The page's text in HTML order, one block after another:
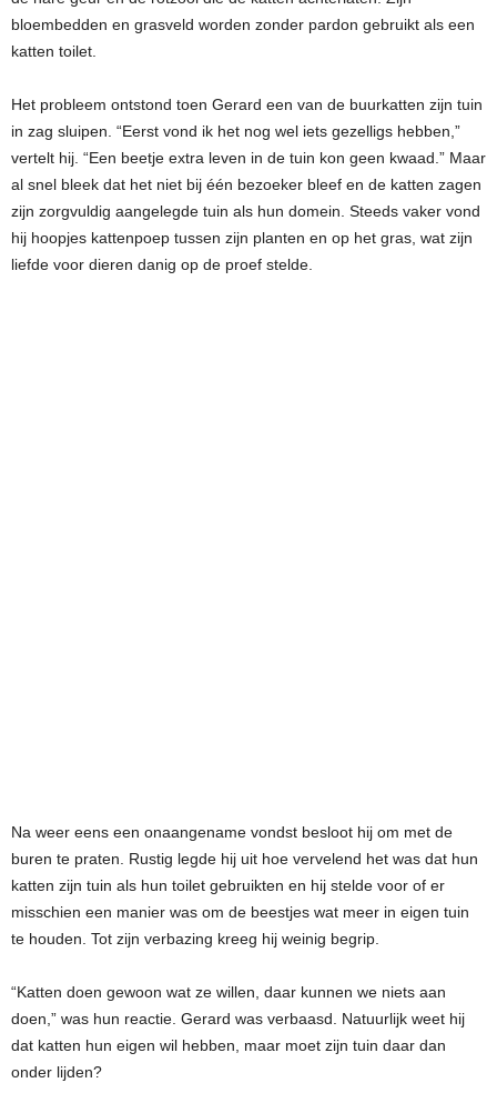
bloembedden en grasveld worden zonder pardon gebruikt als een
katten toilet.
Het probleem ontstond toen Gerard een van de buurkatten zijn tuin
in zag sluipen. “Eerst vond ik het nog wel iets gezelligs hebben,”
vertelt hij. “Een beetje extra leven in de tuin kon geen kwaad.” Maar
al snel bleek dat het niet bij één bezoeker bleef en de katten zagen
zijn zorgvuldig aangelegde tuin als hun domein. Steeds vaker vond
hij hoopjes kattenpoep tussen zijn planten en op het gras, wat zijn
liefde voor dieren danig op de proef stelde.
Na weer eens een onaangename vondst besloot hij om met de
buren te praten. Rustig legde hij uit hoe vervelend het was dat hun
katten zijn tuin als hun toilet gebruikten en hij stelde voor of er
misschien een manier was om de beestjes wat meer in eigen tuin
te houden. Tot zijn verbazing kreeg hij weinig begrip.
“Katten doen gewoon wat ze willen, daar kunnen we niets aan
doen,” was hun reactie. Gerard was verbaasd. Natuurlijk weet hij
dat katten hun eigen wil hebben, maar moet zijn tuin daar dan
onder lijden?